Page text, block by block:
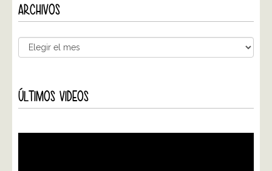
ARCHIVOS
ÚLTIMOS VIDEOS